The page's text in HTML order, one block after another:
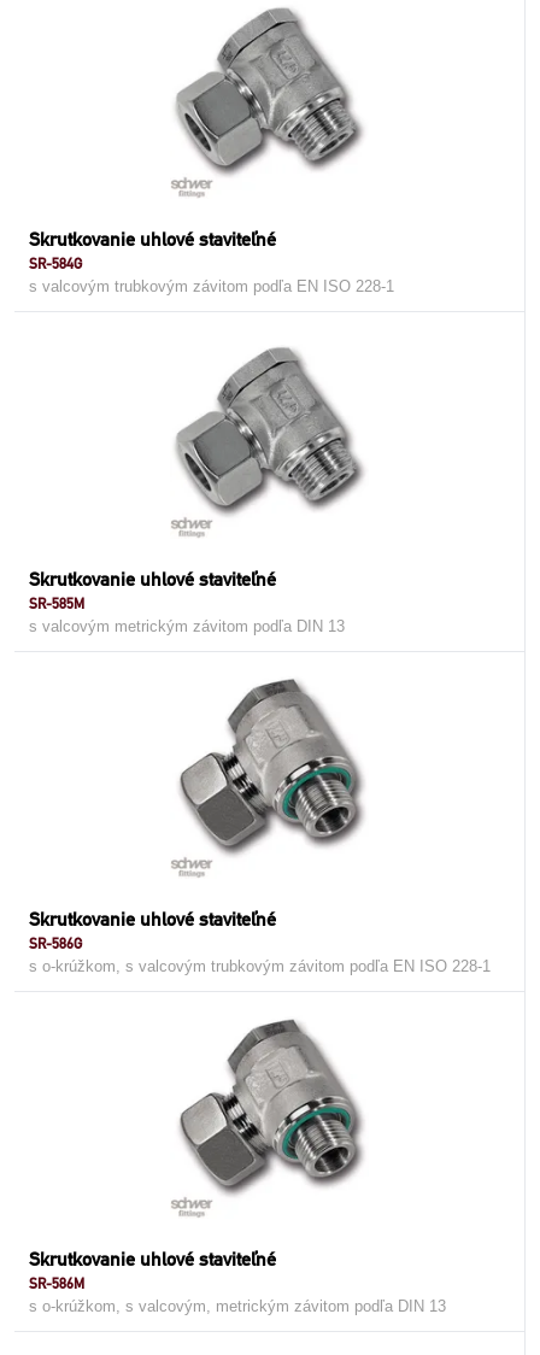
Skrutkovanie uhlové staviteľné
SR-584G
s valcovým trubkovým závitom podľa EN ISO 228-1
Skrutkovanie uhlové staviteľné
SR-585M
s valcovým metrickým závitom podľa DIN 13
Skrutkovanie uhlové staviteľné
SR-586G
s o-krúžkom, s valcovým trubkovým závitom podľa EN ISO 228-1
Skrutkovanie uhlové staviteľné
SR-586M
s o-krúžkom, s valcovým, metrickým závitom podľa DIN 13